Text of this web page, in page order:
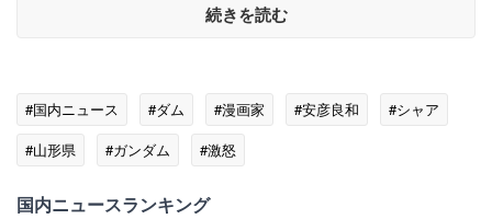
続きを読む
#国内ニュース #ダム #漫画家 #安彦良和
#シャア
#山形県
#ガンダム #激怒
国内ニュースランキング